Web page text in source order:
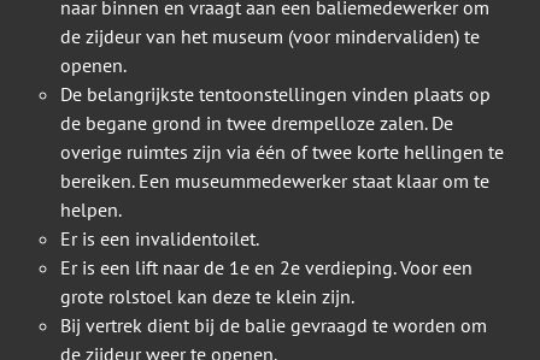
naar binnen en vraagt aan een baliemedewerker om
de zijdeur van het museum (voor mindervaliden) te
openen.
De belangrijkste tentoonstellingen vinden plaats op
de begane grond in twee drempelloze zalen. De
overige ruimtes zijn via één of twee korte hellingen te
bereiken. Een museummedewerker staat klaar om te
helpen.
Er is een invalidentoilet.
Er is een lift naar de 1e en 2e verdieping. Voor een
grote rolstoel kan deze te klein zijn.
Bij vertrek dient bij de balie gevraagd te worden om
de zijdeur weer te openen.